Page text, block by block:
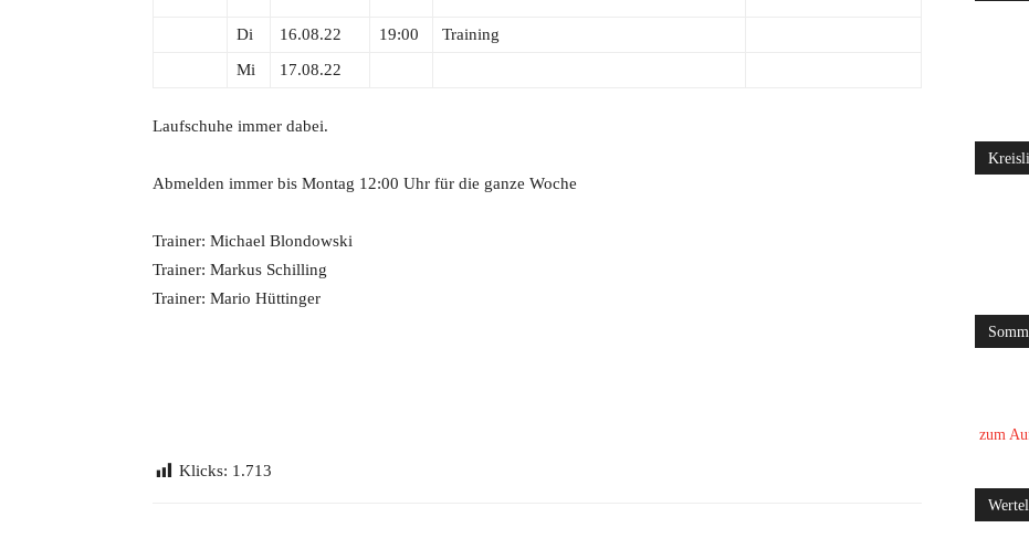
Di 16.08.22 19:00
Training
Mi
17.08.22
Laufschuhe immer dabei.
Abmelden immer bis Montag 12:00 Uhr für die ganze Woche
Trainer: Michael Blondowski
Trainer: Markus Schilling
Trainer: Mario Hüttinger
Klicks: 1.713
zum